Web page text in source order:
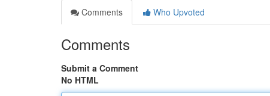
Comments
Who Upvoted
Comments
Submit a Comment
No HTML